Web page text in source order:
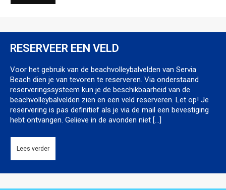
RESERVEER EEN VELD
Voor het gebruik van de beachvolleybalvelden van Servia
Beach dien je van tevoren te reserveren. Via onderstaand
reserveringssysteem kun je de beschikbaarheid van de
beachvolleybalvelden zien en een veld reserveren. Let op! Je
reservering is pas definitief als je via de mail een bevestiging
hebt ontvangen. Gelieve in de avonden niet […]